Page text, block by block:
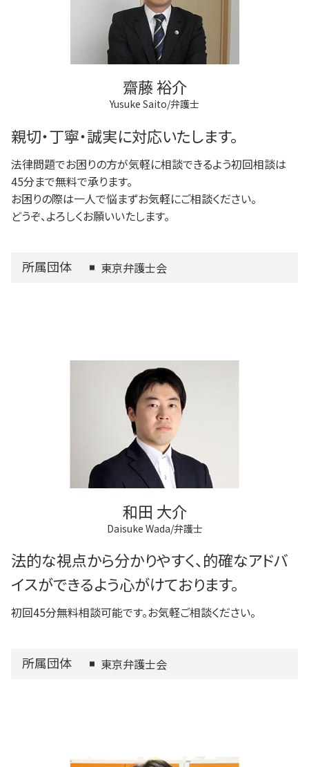
家族信託 弁護士
任意後見制度とは
法人登記 マンション
商業登記 不動産登記 違い
登記手続き 弁護士
調布市 登記全般
狛江市 不動産トラブル
多摩市 不動産トラブル
齋藤 裕介
Yusuke Saito/弁護士
親切・丁寧・誠実に対応いたします。
法律問題でお困りの方が気軽に相談できるよう初回相談は
45分まで無料で承ります。
お困りの際は一人で悩まずお気軽にご相談ください。
どうぞ、よろしくお願いいたします。
所属団体 東京弁護士会
和田 大介
Daisuke Wada/弁護士
法的な視点から分かりやすく、的確なアドバ
イスができるよう心がけております。
初回45分無料相談可能です。お気軽ご相談ください。
所属団体 東京弁護士会